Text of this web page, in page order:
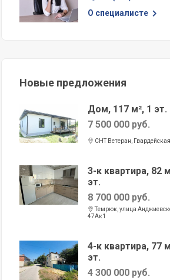
О специалисте
Новые предложения
Дом, 117 м², 1 эт.
7 500 000 руб.
СНТ Ветеран,
3-к квартира, 82
эт.
8 700 000 руб.
Темрюк, улица
47Ак1
4-к квартира, 77
эт.
4 300 000 руб.